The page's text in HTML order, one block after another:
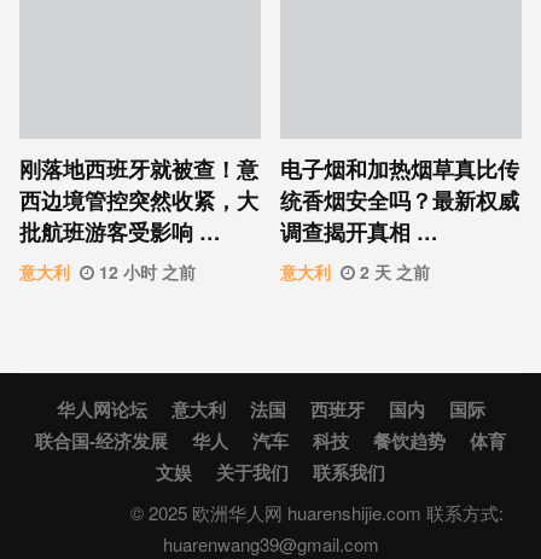
刚落地西班牙就被查！意
西边境管控突然收紧，大
批航班游客受影响 …
意大利 12 小时 之前
电子烟和加热烟草真比传
统香烟安全吗？最新权威
调查揭开真相 …
意大利 2 天 之前
华人网论坛 意大利 法国 西班牙 国内
国际
联合国-经济发展
华人 汽车 科技 餐饮趋势
体育
文娱
关于我们 联系我们
© 2025 欧洲华人网 huarenshijie.com 联系方式:
huarenwang39@gmail.com